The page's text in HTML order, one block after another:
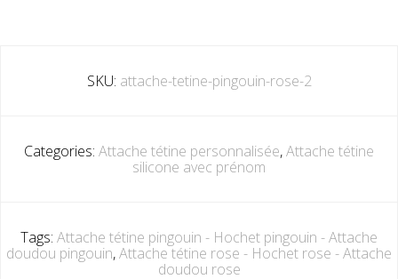
SKU: attache-tetine-pingouin-rose-2
Categories: Attache tétine personnalisée,Attache tétine
silicone avec prénom
Tags: Attache tétine pingouin - Hochet pingouin - Attache
doudou pingouin,Attache tétine rose - Hochet rose - Attache
doudou rose